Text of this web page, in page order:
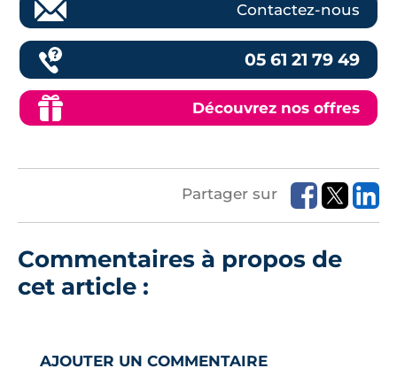
Contactez-nous
05 61 21 79 49
Découvrez nos offres
Partager sur
Commentaires à propos de
cet article :
AJOUTER UN COMMENTAIRE